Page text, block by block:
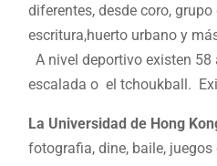
diferentes, desde coro,
escritura,huerto urbano y
A nivel deportivo existen
escalada o el tchoukball.
La Universidad de Hong
fotografia, dine, baile,